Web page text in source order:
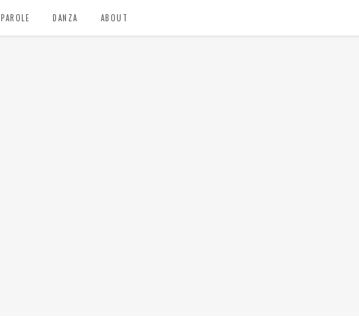
PAROLE DANZA ABOUT